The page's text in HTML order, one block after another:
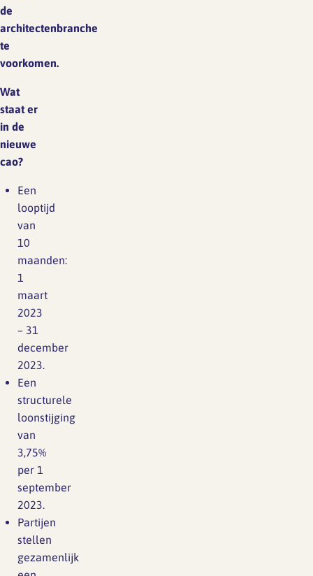
de
architectenbranche
te
voorkomen.
Wat
staat er
in de
nieuwe
cao?
Een
looptijd
van
10
maanden:
1
maart
2023
– 31
december
2023.
Een
structurele
loonstijging
van
3,75%
per 1
september
2023.
Partijen
stellen
gezamenlijk